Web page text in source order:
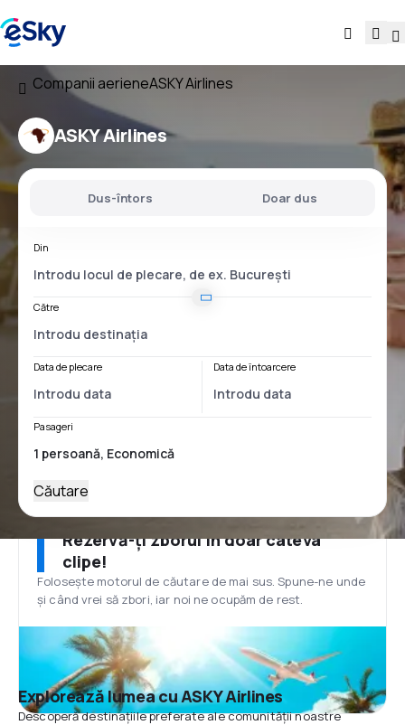
Companii aerieneASKY Airlines
ASKY Airlines
Dus-întors Doar dus
Din
Către
Data de plecare Data de întoarcere
Pasageri
Căutare
Rezervă-ți zborul în doar câteva
clipe!
Folosește motorul de căutare de mai sus. Spune-ne unde
și când vrei să zbori, iar noi ne ocupăm de rest.
Explorează lumea cu ASKY Airlines
Descoperă destinațiile preferate ale comunității noastre